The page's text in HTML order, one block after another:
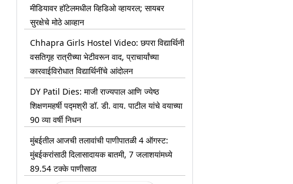
मीडियावर हॉटेलमधील व्हिडिओ व्हायरल; सायबर
सुरक्षेचे मोठे आव्हान
Chhapra Girls Hostel Video: छपरा विद्यार्थिनी
वसतिगृह रात्रीच्या भेटीवरून वाद, प्राचार्यांच्या
कारवाईविरोधात विद्यार्थिनींचे आंदोलन
DY Patil Dies: माजी राज्यपाल आणि ज्येष्ठ
शिक्षणमहर्षी पद्मश्री डॉ. डी. वाय. पाटील यांचे वयाच्या
90 व्या वर्षी निधन
मुंबईतील आजची तलावांची पाणीपातळी 4 ऑगस्ट:
मुंबईकरांसाठी दिलासादायक बातमी, 7 जलाशयांमध्ये
89.54 टक्के पाणीसाठा